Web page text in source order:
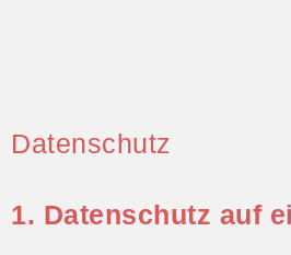
Datenschutz
1. Datenschutz auf